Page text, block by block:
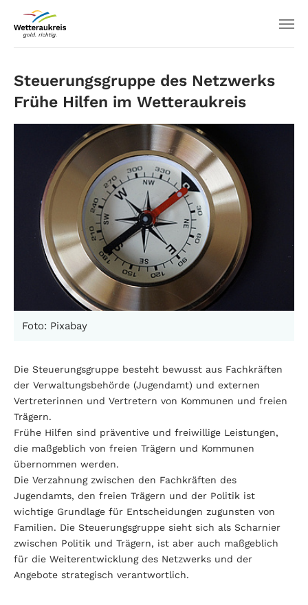
Steuerungsgruppe des Netzwerks
Frühe Hilfen im Wetteraukreis
Foto: Pixabay
Die Steuerungsgruppe besteht bewusst aus Fachkräften
der Verwaltungsbehörde (Jugendamt) und externen
Vertreterinnen und Vertretern von Kommunen und freien
Trägern.
Frühe Hilfen sind präventive und freiwillige Leistungen,
die maßgeblich von freien Trägern und Kommunen
übernommen werden.
Die Verzahnung zwischen den Fachkräften des
Jugendamts, den freien Trägern und der Politik ist
wichtige Grundlage für Entscheidungen zugunsten von
Familien. Die Steuerungsgruppe sieht sich als Scharnier
zwischen Politik und Trägern, ist aber auch maßgeblich
für die Weiterentwicklung des Netzwerks und der
Angebote strategisch verantwortlich.